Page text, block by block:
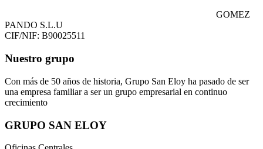
GOMEZ
PANDO S.L.U
CIF/NIF: B90025511
Nuestro grupo
Con más de 50 años de historia, Grupo San Eloy ha pasado de ser
una empresa familiar a ser un grupo empresarial en continuo
crecimiento
GRUPO SAN ELOY